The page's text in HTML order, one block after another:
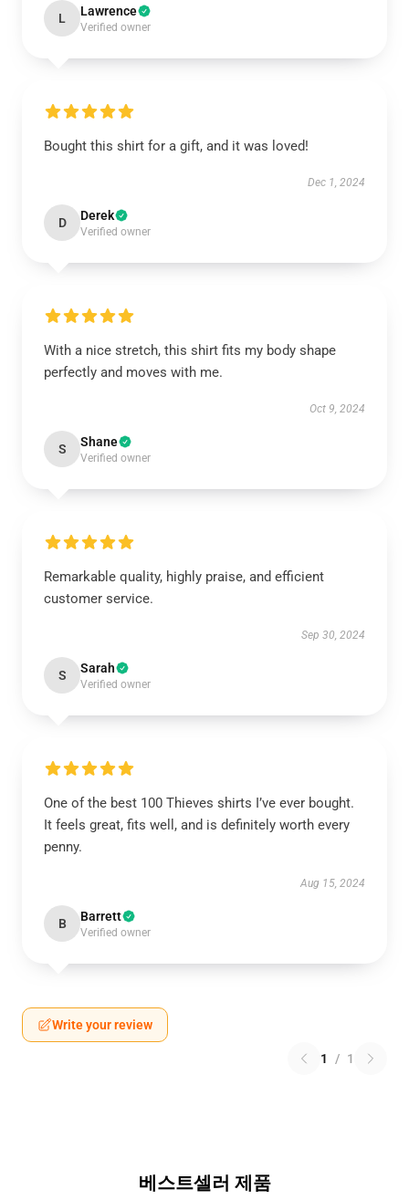
L Lawrence
Verified owner
Bought this shirt for a gift, and it was loved!
Dec 1, 2024
D Derek
Verified owner
With a nice stretch, this shirt fits my body shape
perfectly and moves with me.
Oct 9, 2024
S Shane
Verified owner
Remarkable quality, highly praise, and efficient
customer service.
Sep 30, 2024
S Sarah
Verified owner
One of the best 100 Thieves shirts I’ve ever bought.
It feels great, fits well, and is definitely worth every
penny.
Aug 15, 2024
B Barrett
Verified owner
Write your review
1 / 1
베스트셀러 제품